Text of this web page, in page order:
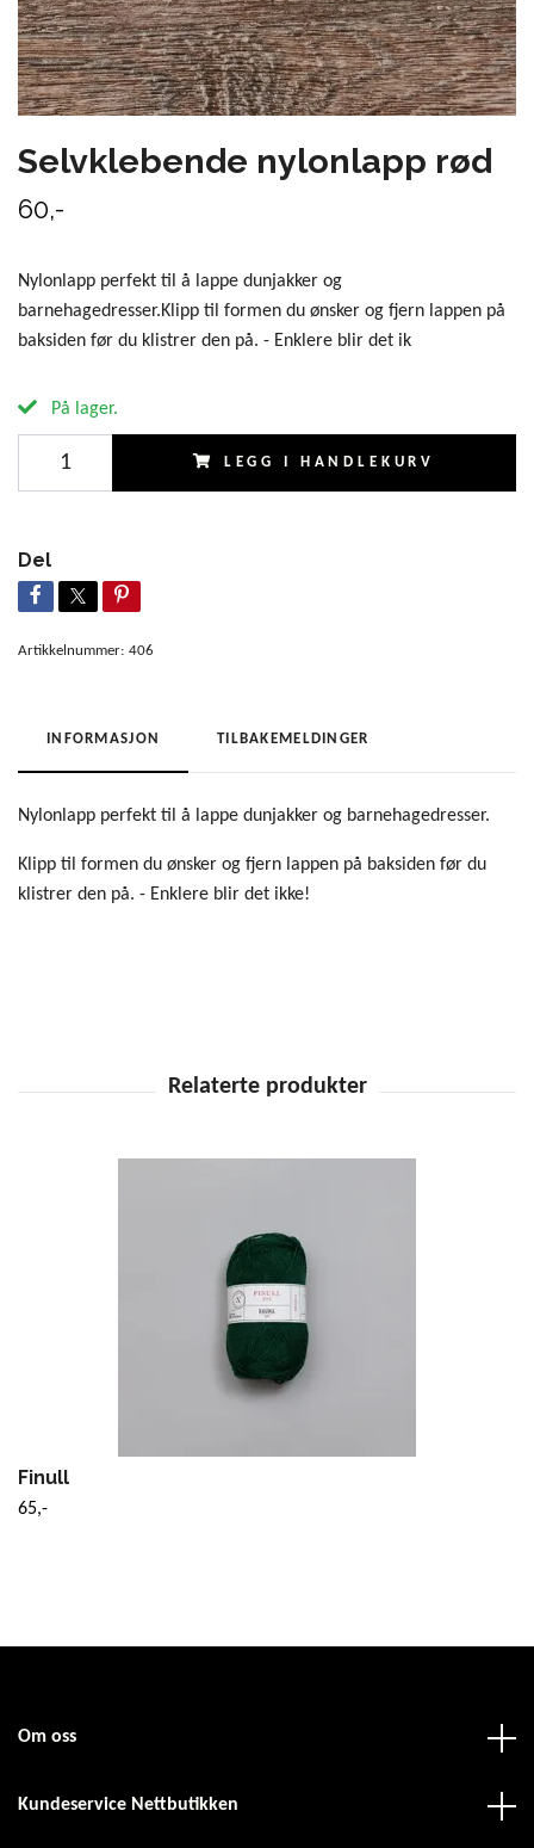
Selvklebende nylonlapp rød
60,-
Nylonlapp perfekt til å lappe dunjakker og
barnehagedresser.Klipp til formen du ønsker og fjern lappen på
baksiden før du klistrer den på. - Enklere blir det ik
På lager.
LEGG I HANDLEKURV
Del
Artikkelnummer: 406
INFORMASJON TILBAKEMELDINGER
Nylonlapp perfekt til å lappe dunjakker og barnehagedresser.
Klipp til formen du ønsker og fjern lappen på baksiden før du
klistrer den på. - Enklere blir det ikke!
Finull
65,-
Om oss
Kundeservice Nettbutikken